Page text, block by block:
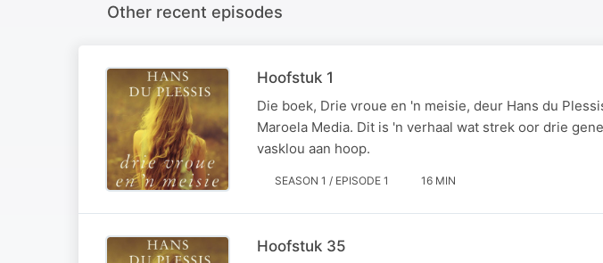
Other recent episodes
Hoofstuk 1
Die boek, Drie vroue en 'n meisie, deur Hans du
Maroela Media. Dit is 'n verhaal wat strek oor drie
vasklou aan hoop.
SEASON 1 / EPISODE 1 16 MIN
Hoofstuk 35